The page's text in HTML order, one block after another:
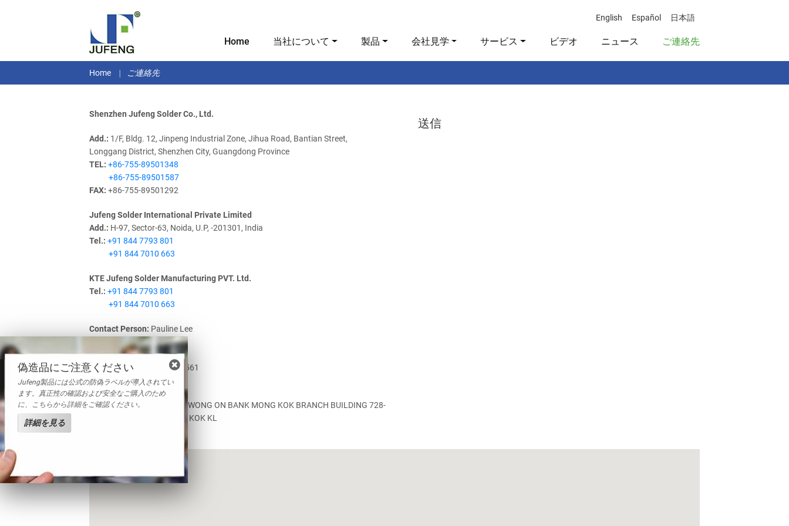
English Español 日本語
Home 当社について 製品 会社見学 サービス ビデオ ニュース ご連絡先
Home ご連絡先
Shenzhen Jufeng Solder Co., Ltd.
Add.: 1/F, Bldg. 12, Jinpeng Industrial Zone, Jihua Road, Bantian Street,
Longgang District, Shenzhen City, Guangdong Province
TEL: +86-755-89501348
+86-755-89501587
FAX: +86-755-89501292
Jufeng Solder International Private Limited
Add.: H-97, Sector-63, Noida, U.P, -201301, India
Tel.: +91 844 7793 801
+91 844 7010 663
KTE Jufeng Solder Manufacturing PVT. Ltd.
Tel.: +91 844 7793 801
+91 844 7010 663
Contact Person: Pauline Lee
+86-13622394561
Email:info@jufengxi.com
Whatsapp:+86-13622394561
Jufeng trading Limited
Add.:FLAT/RM 205C 2/F KWONG ON BANK MONG KOK BRANCH BUILDING 728-
730 NATHAN ROAD MONG KOK KL
送信
偽造品にご注意ください
Jufeng製品には公式の防偽ラベルが導入されてい
ます。真正性の確認および安全なご購入のため
に、こちらから詳細をご確認ください。
詳細を見る